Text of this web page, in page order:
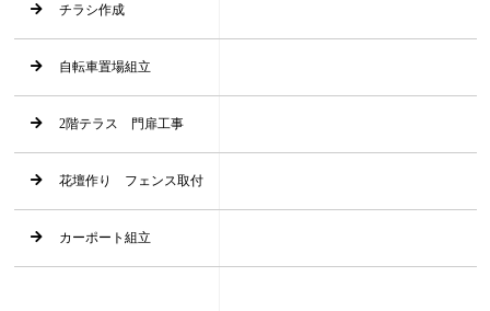
チラシ作成
自転車置場組立
2階テラス 門扉工事
花壇作り フェンス取付
カーポート組立